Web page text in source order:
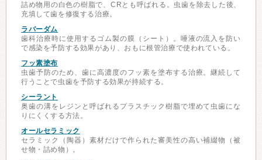
詰め物用の白色の樹脂で、CRとも呼ばれる。虫歯を除去した後、
充填して歯を修復する治療。
ラバーダム
歯科治療時に使用するゴム製の膜（シート）。唾液の流入を防い
で感染を予防する効果があり、おもに根管治療で使われている。
フッ素塗布
虫歯予防のため、歯に高濃度のフッ素を塗布する治療。継続して
行うことで虫歯を予防する効果が持続する。
シーラント
奥歯の溝をレジンと呼ばれるプラスチック樹脂で埋めて虫歯にな
りにくくする方法。
オールセラミック
セラミック（陶器）素材だけで作られた審美性の高い補綴物（被
せ物・詰め物）。